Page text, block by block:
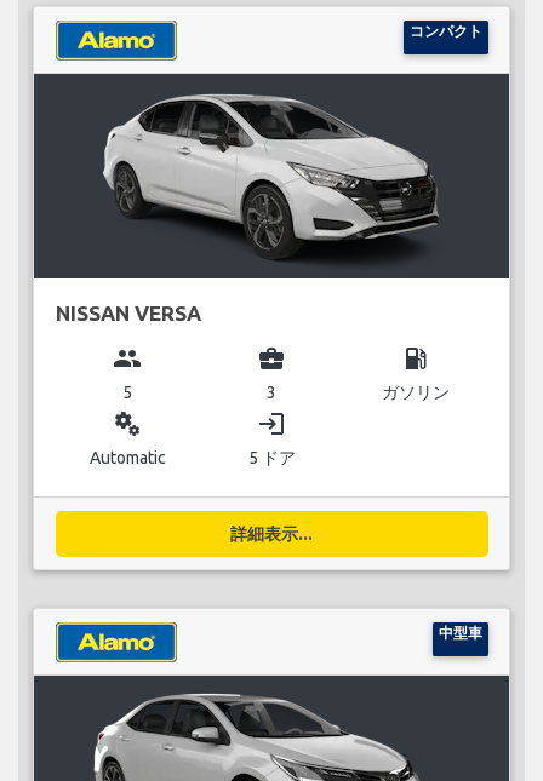
コンパクト
NISSAN VERSA
group
5
business_center
3
local_gas_station
ガソリン
miscellaneous_services
Automatic
login
5 ドア
詳細表示...
中型車